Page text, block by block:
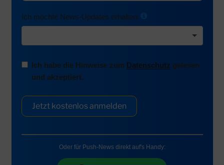
Ich möchte News-Updates erhalten:
Ich habe die Hinweise zum Datenschutz gelesen
und akzeptiert.
Jetzt kostenlos anmelden
Oder für Push-News direkt auf's Handy: